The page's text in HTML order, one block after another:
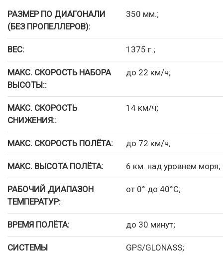
РАЗМЕР ПО ДИАГОНАЛИ
(БЕЗ ПРОПЕЛЛЕРОВ):
350 мм.;
ВЕС: 1375 г.;
МАКС. СКОРОСТЬ НАБОРА
ВЫСОТЫ::
до 22 км/ч;
МАКС. СКОРОСТЬ
СНИЖЕНИЯ::
14 км/ч;
МАКС. СКОРОСТЬ ПОЛЁТА: до 72 км/ч;
МАКС. ВЫСОТА ПОЛЁТА: 6 км. над уровнем моря;
РАБОЧИЙ ДИАПАЗОН
ТЕМПЕРАТУР:
от 0° до 40°C;
ВРЕМЯ ПОЛЁТА: до 30 минут;
СИСТЕМЫ GPS/GLONASS;